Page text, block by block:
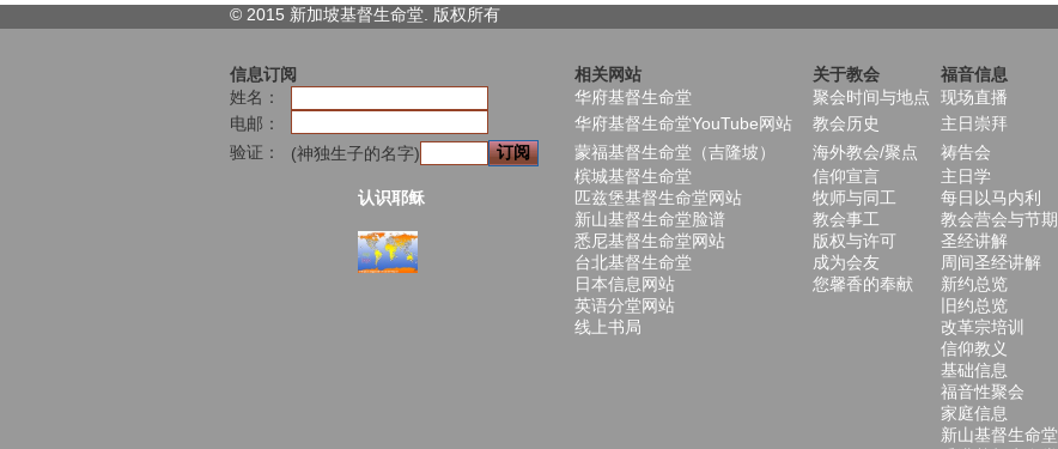
© 2015 新加坡基督生命堂. 版权所有
信息订阅 相关网站 关于教会 福音信息
姓名：
华府基督生命堂 聚会时间与地点 现场直播
电邮：
华府基督生命堂YouTube网站 教会历史 主日崇拜
验证：
(神独生子的名字) 蒙福基督生命堂（吉隆坡） 海外教会/聚点 祷告会
槟城基督生命堂
信仰宣言 主日学
认识耶稣
匹兹堡基督生命堂网站 牧师与同工 每日以马内利
新山基督生命堂脸谱
教会事工 教会营会与节期
悉尼基督生命堂网站
版权与许可 圣经讲解
台北基督生命堂
成为会友 周间圣经讲解
日本信息网站
您馨香的奉献 新约总览
英语分堂网站
旧约总览
线上书局
改革宗培训
信仰教义
基础信息
福音性聚会
家庭信息
新山基督生命堂